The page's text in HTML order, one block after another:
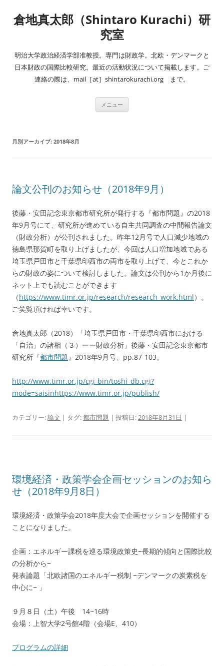
テ
ン
キ
ッ
プ
倉地真太郎（Shintaro Kurachi）研
究室
明治大学政治経済学部准教授。専門は財政学。北欧・デンマークと
日本財政の国際比較研究。最近の活動状況について掲載します。ご
連絡の際は、mail［at］shintarokurachi.org まで。
メニュー
月別アーカイブ: 2018年8月
論文公刊のお知らせ（2018年9月）
後藤・安田記念東京都市研究所が発行する『都市問題』の2018
年9月号にて、研究所が進めている自主共同調査の中間報告論文
（財政分析）が公刊されました。昨年12月号で人口減少地域の
徳島県那賀町を取り上げましたが、今回は人口増加地域である
埼玉県戸田市と千葉県印西市の両市を取り上げて、今とこれか
らの財政の姿について検討しました。論文は公刊から1か月後に
ネット上でも読むことができます
（https://www.timr.or.jp/research/research_work.html）。
ご笑覧頂ければ幸いです。
倉地真太郎（2018）「埼玉県戸田市・千葉県印西市における
「自治」の諸相（３）ーー財政分析」後藤・安田記念東京都市
研究所『都市問題』2018年9月号、pp.87-103。
http://www.timr.or.jp/cgi-bin/toshi_db.cgi?
mode=saisinhttps://www.timr.or.jp/publish/
カテゴリー:論文 | タグ:都市問題 | 投稿日:2018年8月31日 |
環境経済・政策学会企画セッションのお知ら
せ（2018年9月8日）
環境経済・政策学会2018年度大会で企画セッションを開催する
ことになりました。
企画：エネルギー課税を巡る環境政策史−⻑期的傾向と国際⽐較
の分析から−
発表論題「北欧諸国のエネルギー税制 −デンマークの炭素税を
中⼼に− 」
９月８日（土）午後 14~16時
会場：上智大学2号館4階（会場E、410）
プログラムの詳細